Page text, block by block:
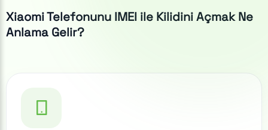
Xiaomi Telefonunu IMEI ile Kilidini Açmak Ne
Anlama Gelir?